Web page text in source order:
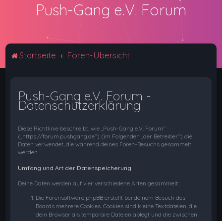
Push-Gang e.V. Forum
Startseite Foren-Übersicht
Push-Gang e.V. Forum -
Datenschutzerklärung
Diese Richtlinie beschreibt, wie „Push-Gang e.V. Forum“
(„https://forum.pushgang.de“) (im Folgenden „der Betreiber“) die
Daten verwendet, die während deines Foren-Besuchs gesammelt
werden.
Umfang und Art der Datenspeicherung
Deine Daten werden auf vier verschiedene Arten gesammelt:
Die Forensoftware phpBB erstellt bei deinem Besuch des
Boards mehrere Cookies. Cookies sind kleine Textdateien, die
dein Browser als temporäre Dateien ablegt und die zwischen